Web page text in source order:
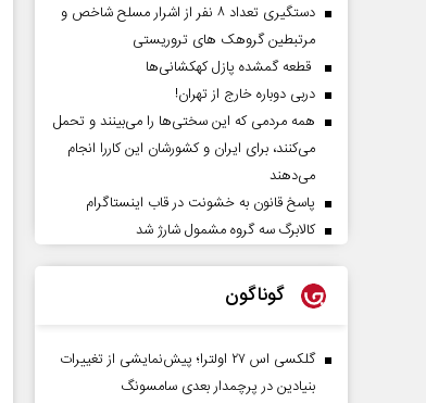
دستگیری تعداد ۸ نفر از اشرار مسلح شاخص و
مرتبطین گروهک های تروریستی
قطعه گمشده پازل کهکشانی‌ها
دربی دوباره خارج از تهران!
همه مردمی که این سختی‌ها را می‌بینند و تحمل
می‌کنند، برای ایران و کشورشان این کاررا انجام
می‌دهند
پاسخ قانون به خشونت در قاب اینستاگرام
کالابرگ سه گروه مشمول شارژ شد
گوناگون
گلکسی اس ۲۷ اولترا؛ پیش‌نمایشی از تغییرات
بنیادین در پرچمدار بعدی سامسونگ